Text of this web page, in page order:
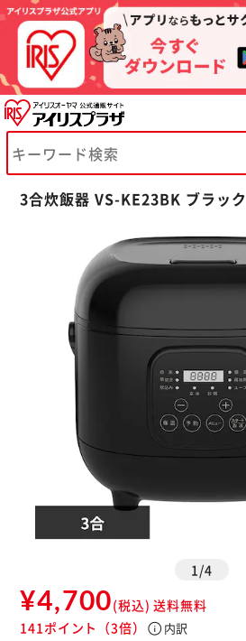
3合炊飯器 VS-KE23BK ブラック
1 /4
¥4,700(税込) 送料無料
141ポイント （3倍） info内訳
※ご確認ください